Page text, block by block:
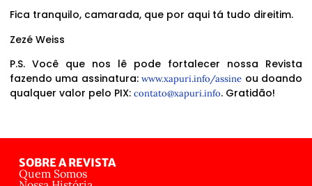
Fica tranquilo, camarada, que por aqui tá tudo direitim.
Zezé Weiss
P.S. Você que nos lê pode fortalecer nossa Revista
fazendo uma assinatura:www.xapuri.info/assine ou doando
qualquer valor pelo PIX: contato@xapuri.info. Gratidão!
SOBRE A REVISTA
Quem Somos